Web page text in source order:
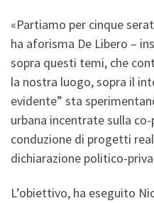
«Partiamo per cinque
ha aforisma De Libero –
sopra questi temi, che
la nostra luogo, sopra il
evidente” sta
urbana incentrate sulla
conduzione di progetti
dichiarazione politico-
L’obiettivo, ha eseguito